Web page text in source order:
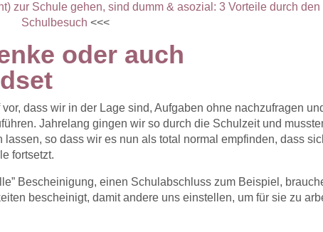
zur Schule gehen, sind dumm & asozial: 3 Vorteile durch den
Schulbesuch <<<
oder auch
dass wir in der Lage sind, Aufgaben ohne nachzufragen
Jahrelang gingen wir so durch die Schulzeit und
lassen, so dass wir es nun als total normal empfinden, dass
fortsetzt.
Bescheinigung, einen Schulabschluss zum Beispiel,
bescheinigt, damit andere uns einstellen, um für sie zu